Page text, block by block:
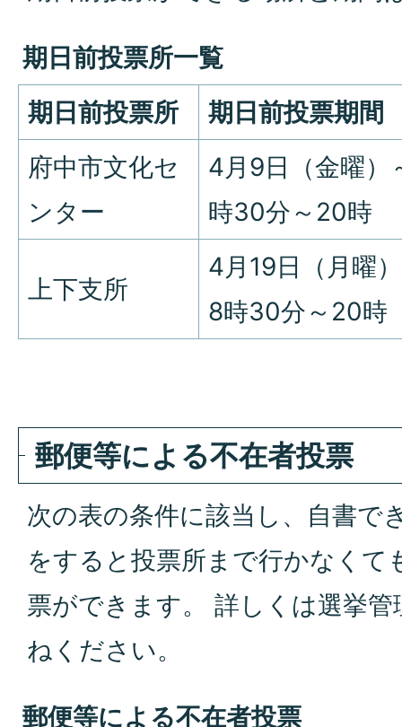
期日前投票所一覧
期日前投票所
期日前投票期間
府中市文化セ
ンター
4月9日（金曜）
時30分～20時
上下支所
4月19日（月曜
8時30分～20時
郵便等による不在者投票
次の表の条件に該当し、自書で
をすると投票所まで行かなくて
票ができます。 詳しくは選挙
ねください。
郵便等による不在者投票